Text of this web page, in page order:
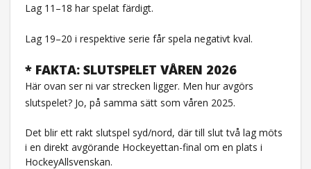
Lag 11–18 har spelat färdigt.
Lag 19–20 i respektive serie får spela negativt kval.
* FAKTA: SLUTSPELET VÅREN 2026
Här ovan ser ni var strecken ligger. Men hur avgörs
slutspelet? Jo, på samma sätt som våren 2025.
Det blir ett rakt slutspel syd/nord, där till slut två lag möts
i en direkt avgörande Hockeyettan-final om en plats i
HockeyAllsvenskan.